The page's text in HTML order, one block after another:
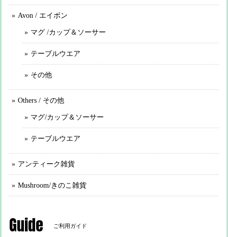
Avon / エイボン
マグ /カップ＆ソーサー
テーブルウエア
その他
Others / その他
マグ/カップ＆ソーサー
テーブルウエア
アンティーク雑貨
Mushroom/きのこ雑貨
Guide ご利用ガイド